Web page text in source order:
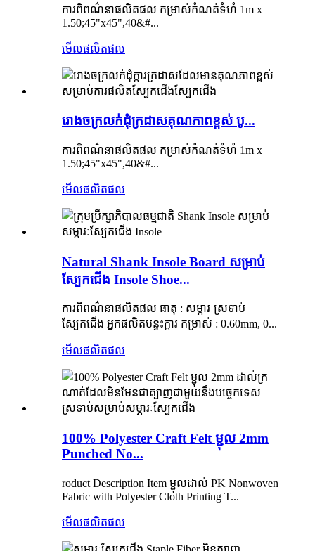
ការពិពណ៌នាផលិតផល កម្រាស់កំណត់ទំហំ 1m x
1.50;45"x45",40&#...
មើលផលិតផល
រោងចក្រលក់ដុំក្រដាសគុណភាពខ្ពស់ បូ...
ការពិពណ៌នាផលិតផល កម្រាស់កំណត់ទំហំ 1m x
1.50;45"x45",40&#...
មើលផលិតផល
Natural Shank Insole Board សម្រាប់
ស្បែកជើង Insole Shoe...
ការពិពណ៌នាផលិតផល ធាតុ : សម្ភារៈស្រទាប់
ស្បែកជើង អ្នកផលិតបន្ទះក្តារ កម្រាស់ : 0.60mm, 0...
មើលផលិតផល
100% Polyester Craft Felt ម្ជុល 2mm
Punched No...
roduct Description Item ម្ជុលដាល់ PK Nonwoven
Fabric with Polyester Cloth Printing T...
មើលផលិតផល